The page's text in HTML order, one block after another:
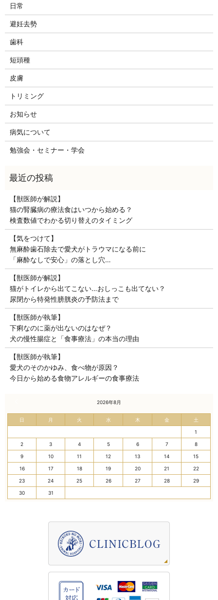
日常
避妊去勢
歯科
短頭種
皮膚
トリミング
お知らせ
病気について
勉強会・セミナー・学会
【獣医師が解説】
猫の腎臓病の療法食はいつから始める？
検査数値でわかる切り替えのタイミング
【気をつけて】
無麻酔歯石除去で愛犬がトラウマになる前に
「麻酔なしで安心」の落とし穴…
【獣医師が解説】
猫がトイレから出てこない…おしっこも出てない？
尿閉から特発性膀胱炎の予防法まで
【獣医師が執筆】
下痢なのに薬が出ないのはなぜ？
犬の慢性腸症と「食事療法」の本当の理由
【獣医師が執筆】
愛犬のそのかゆみ、食べ物が原因？
今日から始める食物アレルギーの食事療法
2026年8月
日 月 火 水 木 金 土
1
2 3 4 5 6 7 8
9 10 11 12 13 14 15
16 17 18 19 20 21 22
23 24 25 26 27 28 29
30 31